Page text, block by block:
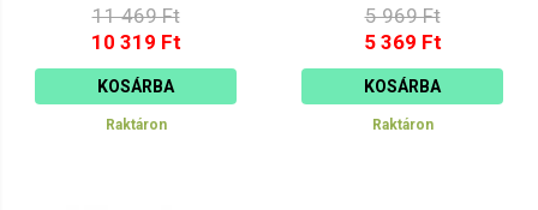
11 469 Ft
10 319 Ft
KOSÁRBA
Raktáron
5 969 Ft
5 369 Ft
KOSÁRBA
Raktáron